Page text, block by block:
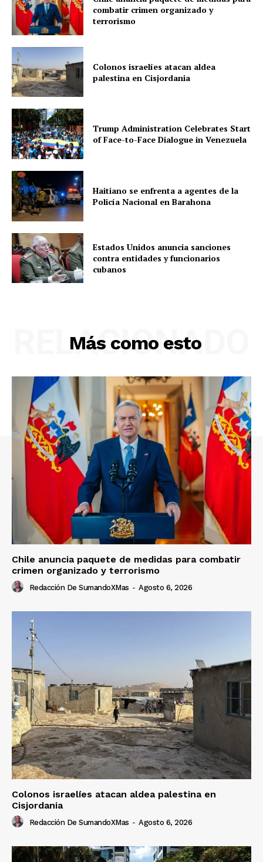
combatir crimen organizado y
terrorismo
Colonos israelíes atacan aldea
palestina en Cisjordania
Trump Administration Celebrates Start
of Face-to-Face Dialogue in Venezuela
Haitiano se enfrenta a agentes de la
Policía Nacional en Barahona
Estados Unidos anuncia sanciones
contra entidades y funcionarios
cubanos
Más como esto
RELACIONADO
Chile anuncia paquete de medidas para combatir
crimen organizado y terrorismo
Redacción De SumandoXMas - Agosto 6, 2026
Colonos israelíes atacan aldea palestina en
Cisjordania
Redacción De SumandoXMas - Agosto 6, 2026